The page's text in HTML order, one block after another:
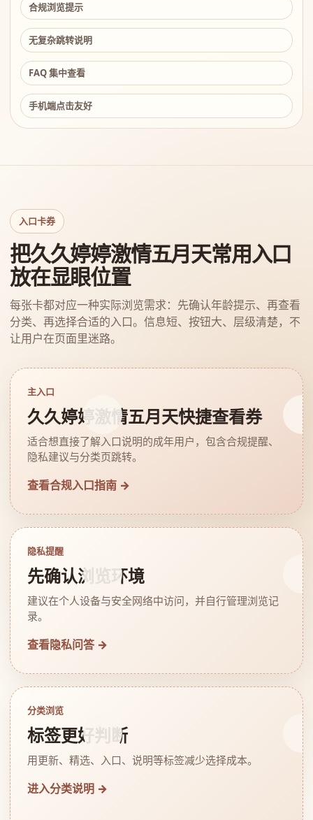
合规浏览提示
无复杂跳转说明
FAQ 集中查看
手机端点击友好
入口卡券
把久久婷婷激情五月天常用入口
放在显眼位置
每张卡都对应一种实际浏览需求：先确认年龄提示、再查看
分类、再选择合适的入口。信息短、按钮大、层级清楚，不
让用户在页面里迷路。
主入口
久久婷婷激情五月天快捷查看券
适合想直接了解入口说明的成年用户，包含合规提醒、
隐私建议与分类页跳转。
查看合规入口指南 →
隐私提醒
先确认浏览环境
建议在个人设备与安全网络中访问，并自行管理浏览记
录。
查看隐私问答 →
分类浏览
标签更好判断
用更新、精选、入口、说明等标签减少选择成本。
进入分类说明 →